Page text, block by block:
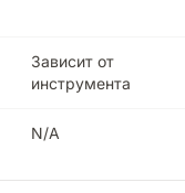
Зависит от
инструмента
N/A